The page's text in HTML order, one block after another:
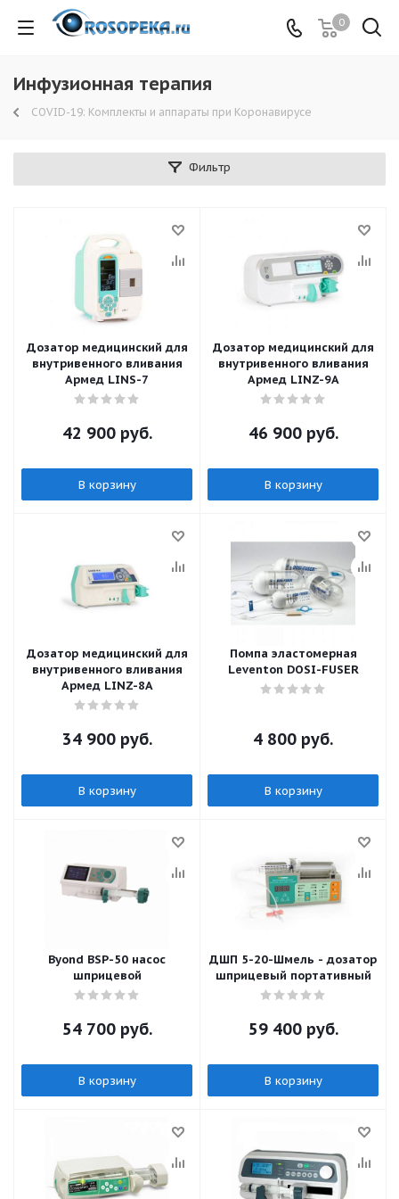
0
Инфузионная терапия
COVID-19: Комплекты и аппараты при Коронавирусе
Фильтр
Дозатор медицинский для
внутривенного вливания
Армед LINS-7
42 900руб.
В корзину
Дозатор медицинский для
внутривенного вливания
Армед LINZ-9A
46 900руб.
В корзину
Дозатор медицинский для
внутривенного вливания
Армед LINZ-8A
34 900руб.
В корзину
Помпа эластомерная
Leventon DOSI-FUSER
4 800 руб.
В корзину
Byond BSP-50 насос
шприцевой
54 700руб.
В корзину
ДШП 5-20-Шмель - дозатор
шприцевый портативный
59 400руб.
В корзину